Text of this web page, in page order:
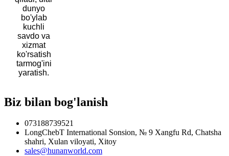
dunyo
bo'ylab
kuchli
savdo va
xizmat
ko'rsatish
tarmog'ini
yaratish.
Biz bilan bog'lanish
073188739521
LongChebT International Sonsion, № 9 Xangfu Rd, Chatsha
shahri, Xulan viloyati, Xitoy
sales@hunanworld.com